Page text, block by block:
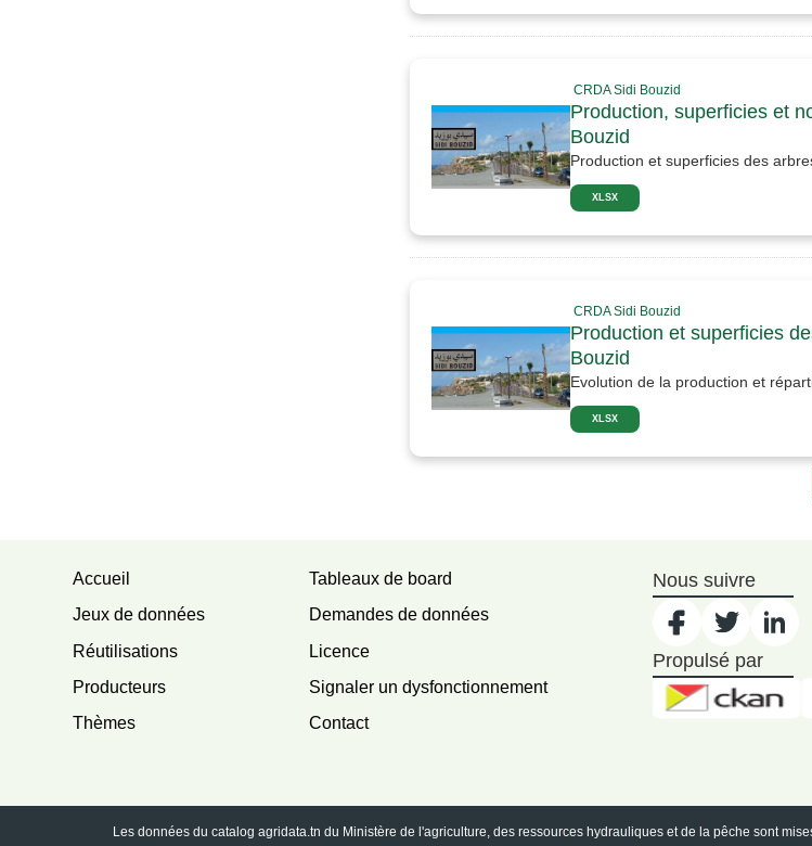
CRDA Sidi Bouzid
Production, superficies et
Bouzid
Production et superficies des
XLSX
CRDA Sidi Bouzid
Production et superficies
Bouzid
Evolution de la production et
XLSX
Accueil
Jeux de données
Réutilisations
Producteurs
Thèmes
Tableaux de board
Demandes de données
Licence
Signaler un dysfonctionnement
Contact
Nous suivre
Propulsé par
Les données du catalog agridata.tn du Ministère de l'agriculture, des ressources hydrauliques et de la pêche sont